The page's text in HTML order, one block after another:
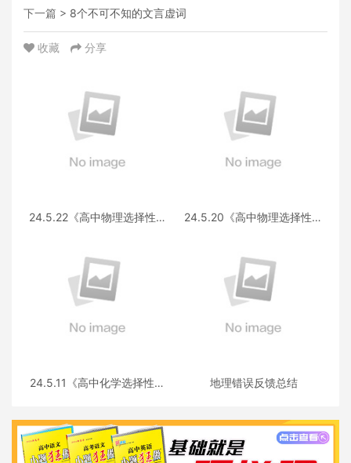
下一篇 > 8个不可不知的文言虚词
收藏 分享
24.5.22《高中物理选择性必
24.5.20《高中物理选择性必
24.5.11《高中化学选择性必
地理错误反馈总结